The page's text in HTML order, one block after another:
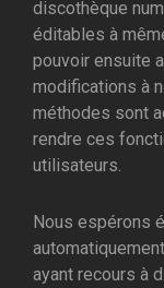
discothèque
éditables à
pouvoir ensuite
modifications à
méthodes sont
rendre ces
utilisateurs.
Nous espérons
ayant recours à